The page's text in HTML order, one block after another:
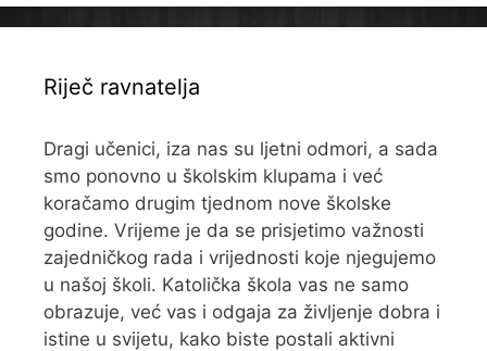
Riječ ravnatelja
Dragi učenici, iza nas su ljetni odmori, a sada
smo ponovno u školskim klupama i već
koračamo drugim tjednom nove školske
godine. Vrijeme je da se prisjetimo važnosti
zajedničkog rada i vrijednosti koje njegujemo
u našoj školi. Katolička škola vas ne samo
obrazuje, već vas i odgaja za življenje dobra i
istine u svijetu, kako biste postali aktivni